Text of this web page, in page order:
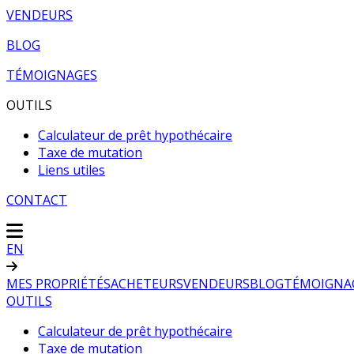
VENDEURS
BLOG
TÉMOIGNAGES
OUTILS
Calculateur de prêt hypothécaire
Taxe de mutation
Liens utiles
CONTACT
EN
MES PROPRIÉTÉSACHETEURSVENDEURSBLOG
OUTILS
Calculateur de prêt hypothécaire
Taxe de mutation